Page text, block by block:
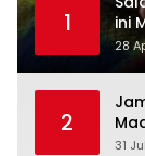
1
ini
28
2
31